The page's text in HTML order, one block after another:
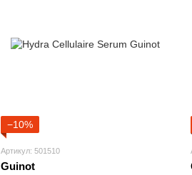
−10%
Артикул: 501510
Guinot